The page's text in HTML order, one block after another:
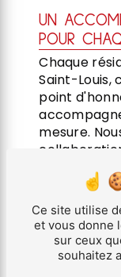
UN
POUR
Chaque
Saint-Louis,
point
mesure.
proches
prise en
à leurs
l'écoute et
toute
chacun.
Ce site utilise
et vous donne
sur ceux
souhaitez